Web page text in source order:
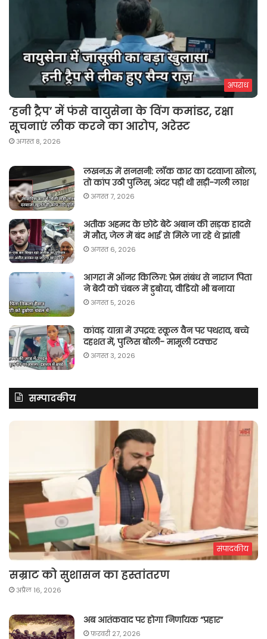
अपराध
‘हनी ट्रैप’ में फंसे वायुसेना के विंग कमांडर, रक्षा
सूचनाएं लीक करने का आरोप, अरेस्ट
अगस्त 8, 2026
लखनऊ में सनसनी: लॉक कार का दरवाजा खोला,
तो कांप उठी पुलिस, अंदर पड़ी थी सड़ी-गली लाश
अगस्त 7, 2026
अतीक अहमद के छोटे बेटे अबान की सड़क हादसे
में मौत, जेल में बंद भाई से मिले जा रहे थे झांसी
अगस्त 6, 2026
आगरा में ऑनर किलिग़: प्रेम संबंध से नाराज पिता
ने बेटी को चंबल में डुबोया, वीडियो भी बनाया
अगस्त 5, 2026
कांवड़ यात्रा में उपद्रव: स्कूल वैन पर पथराव, बच्चे
दहशत में, पुलिस बोली- मामूली टक्कर
अगस्त 3, 2026
सम्पादकीय
संपादकीय
सम्राट को सुशासन का हस्तांतरण
अप्रैल 16, 2026
अब आतंकवाद पर होगा निर्णायक “प्रहार“
फ़रवरी 27, 2026